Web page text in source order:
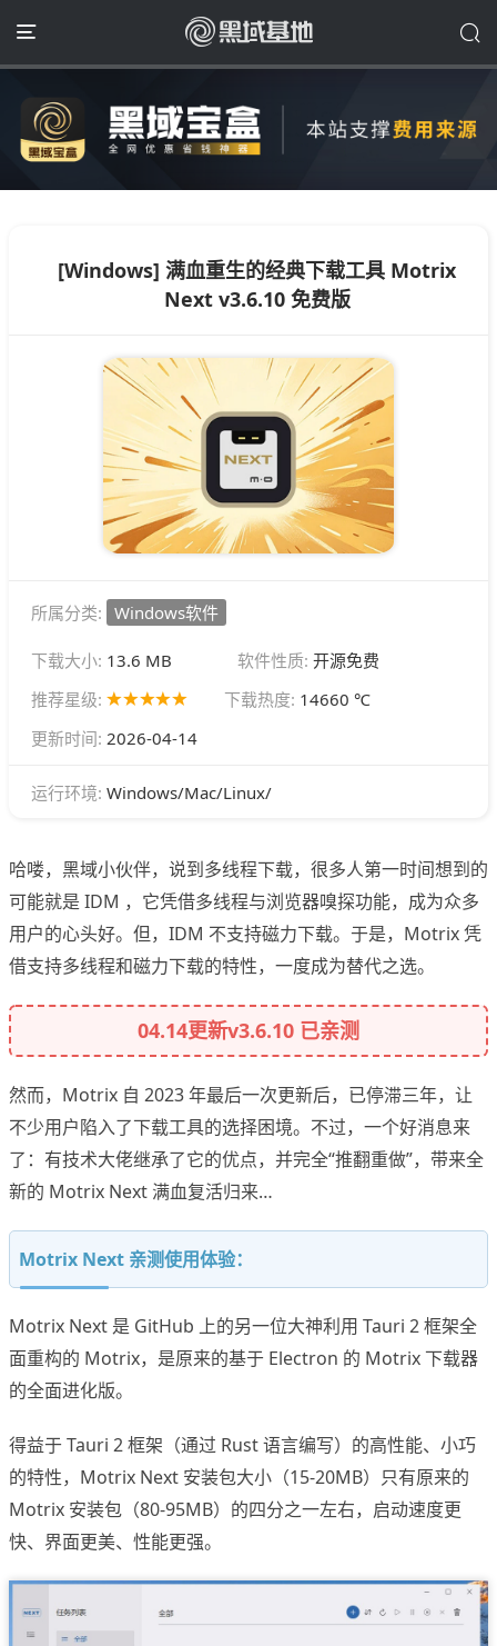
[Windows] 满血重生的经典下载工具 Motrix
Next v3.6.10 免费版
所属分类: Windows软件
下载大小: 13.6 MB 软件性质: 开源免费
推荐星级:
下载热度: 14660 ℃
更新时间: 2026-04-14
运行环境: Windows/Mac/Linux/
哈喽，黑域小伙伴，说到多线程下载，很多人第一时间想到的
可能就是 IDM ，它凭借多线程与浏览器嗅探功能，成为众多
用户的心头好。但，IDM 不支持磁力下载。于是，Motrix 凭
借支持多线程和磁力下载的特性，一度成为替代之选。
04.14更新v3.6.10 已亲测
然而，Motrix 自 2023 年最后一次更新后，已停滞三年，让
不少用户陷入了下载工具的选择困境。不过，一个好消息来
了：有技术大佬继承了它的优点，并完全“推翻重做”，带来全
新的 Motrix Next 满血复活归来…
Motrix Next 亲测使用体验：
Motrix Next 是 GitHub 上的另一位大神利用 Tauri 2 框架全
面重构的 Motrix，是原来的基于 Electron 的 Motrix 下载器
的全面进化版。
得益于 Tauri 2 框架（通过 Rust 语言编写）的高性能、小巧
的特性，Motrix Next 安装包大小（15-20MB）只有原来的
Motrix 安装包（80-95MB）的四分之一左右，启动速度更
快、界面更美、性能更强。